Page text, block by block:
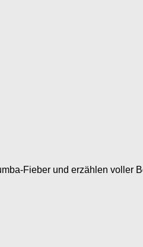
Fieber und erzählen voller